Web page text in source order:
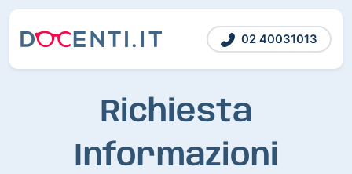
02 40031013
Richiesta
Informazioni